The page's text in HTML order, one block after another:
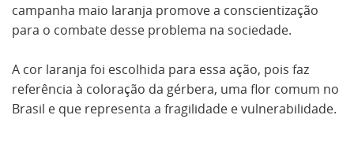
campanha maio laranja promove a conscientização
para o combate desse problema na sociedade.
A cor laranja foi escolhida para essa ação, pois faz
referência à coloração da gérbera, uma flor comum no
Brasil e que representa a fragilidade e vulnerabilidade.